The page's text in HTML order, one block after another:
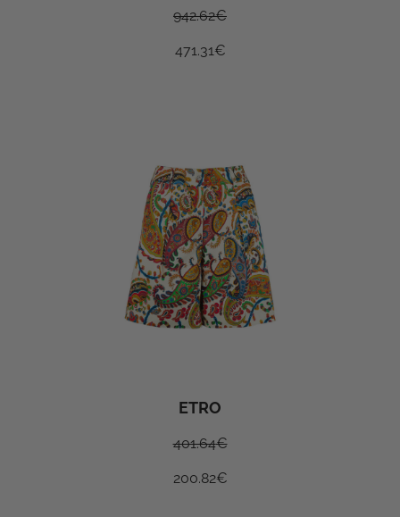
942.62€
471.31€
ETRO
401.64€
200.82€